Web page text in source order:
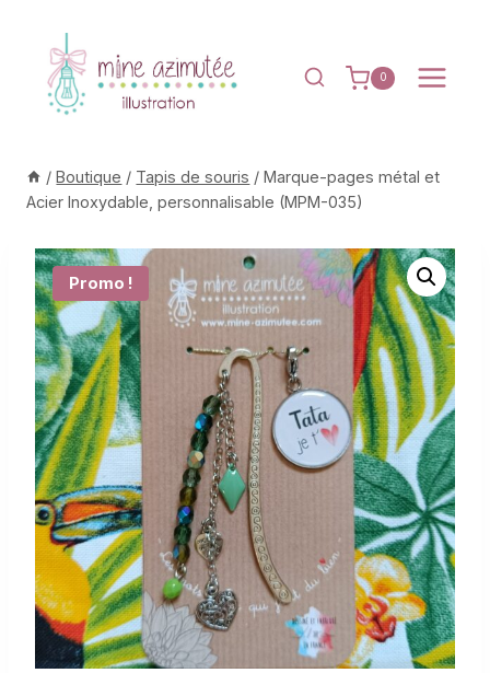
contenu
0
/ Boutique / Tapis de souris / Marque-pages métal et
Acier Inoxydable, personnalisable (MPM-035)
Promo !